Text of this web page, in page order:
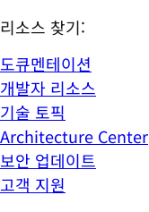
리소스 찾기:
도큐멘테이션
개발자 리소스
기술 토픽
Architecture Center
보안 업데이트
고객 지원